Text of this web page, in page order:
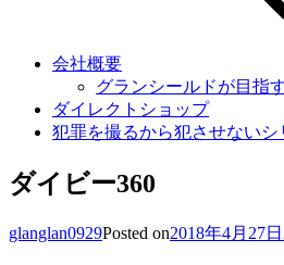
会社概要
グランシールドが目指
ダイレクトショップ
犯罪を撮るから犯させないシ
ダイビー360
glanglan0929Posted on2018年4月27日